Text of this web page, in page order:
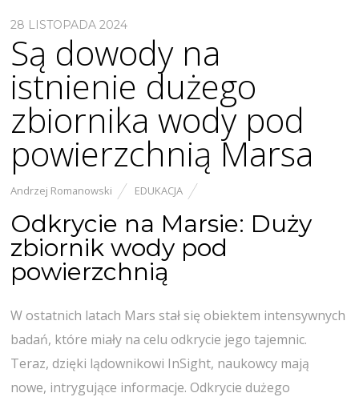
28 LISTOPADA 2024
Są dowody na
istnienie dużego
zbiornika wody pod
powierzchnią Marsa
Andrzej Romanowski EDUKACJA
Odkrycie na Marsie: Duży
zbiornik wody pod
powierzchnią
W ostatnich latach Mars stał się obiektem intensywnych
badań, które miały na celu odkrycie jego tajemnic.
Teraz, dzięki lądownikowi InSight, naukowcy mają
nowe, intrygujące informacje. Odkrycie dużego